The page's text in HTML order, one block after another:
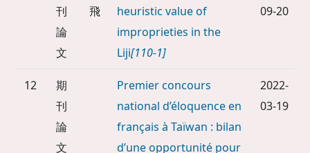
刊
論
文
飛
heuristic value of
improprieties in the
Liji[110-1]
09-20
12
期
刊
論
文
Premier concours
national d’éloquence en
français à Taïwan : bilan
d’une opportunité pour
2022-
03-19